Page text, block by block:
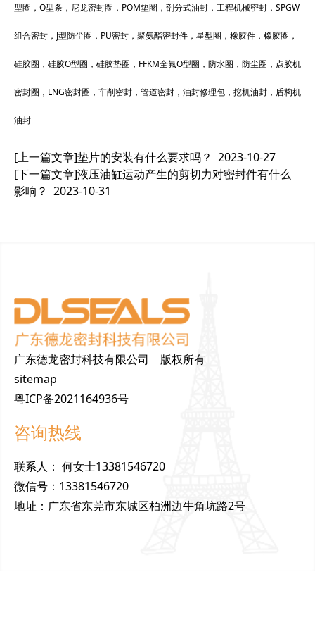
型圈，O型条，尼龙密封圈，POM垫圈，剖分式油封，工程机械密封，SPGW
组合密封，J型防尘圈，PU密封，聚氨酯密封件，星型圈，橡胶件，橡胶圈，
硅胶圈，硅胶O型圈，硅胶垫圈，FFKM全氟O型圈，防水圈，防尘圈，点胶机
密封圈，LNG密封圈，车削密封，管道密封，油封修理包，挖机油封，盾构机
油封
[上一篇文章]垫片的安装有什么要求吗？ 2023-10-27
[下一篇文章]液压油缸运动产生的剪切力对密封件有什么
影响？ 2023-10-31
广东德龙密封科技有限公司 版权所有
sitemap
粤ICP备2021164936号
咨询热线
联系人 ： 何女士13381546720
微信号 ： 13381546720
地址 ： 广东省东莞市东城区柏洲边牛角坑路2号